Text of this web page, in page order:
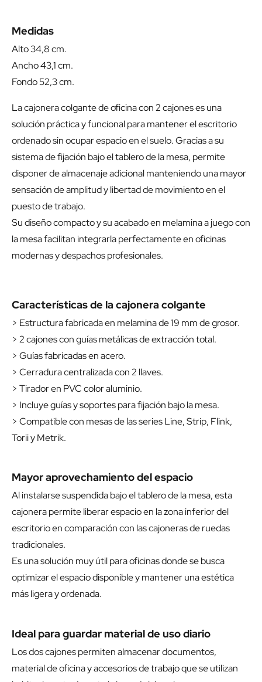
Medidas
Alto 34,8 cm.
Ancho 43,1 cm.
Fondo 52,3 cm.
La cajonera colgante de oficina con 2 cajones es una
solución práctica y funcional para mantener el escritorio
ordenado sin ocupar espacio en el suelo. Gracias a su
sistema de fijación bajo el tablero de la mesa, permite
disponer de almacenaje adicional manteniendo una mayor
sensación de amplitud y libertad de movimiento en el
puesto de trabajo.
Su diseño compacto y su acabado en melamina a juego con
la mesa facilitan integrarla perfectamente en oficinas
modernas y despachos profesionales.
Características de la cajonera colgante
> Estructura fabricada en melamina de 19 mm de grosor.
> 2 cajones con guías metálicas de extracción total.
> Guías fabricadas en acero.
> Cerradura centralizada con 2 llaves.
> Tirador en PVC color aluminio.
> Incluye guías y soportes para fijación bajo la mesa.
> Compatible con mesas de las series Line, Strip, Flink,
Torii y Metrik.
Mayor aprovechamiento del espacio
Al instalarse suspendida bajo el tablero de la mesa, esta
cajonera permite liberar espacio en la zona inferior del
escritorio en comparación con las cajoneras de ruedas
tradicionales.
Es una solución muy útil para oficinas donde se busca
optimizar el espacio disponible y mantener una estética
más ligera y ordenada.
Ideal para guardar material de uso diario
Los dos cajones permiten almacenar documentos,
material de oficina y accesorios de trabajo que se utilizan